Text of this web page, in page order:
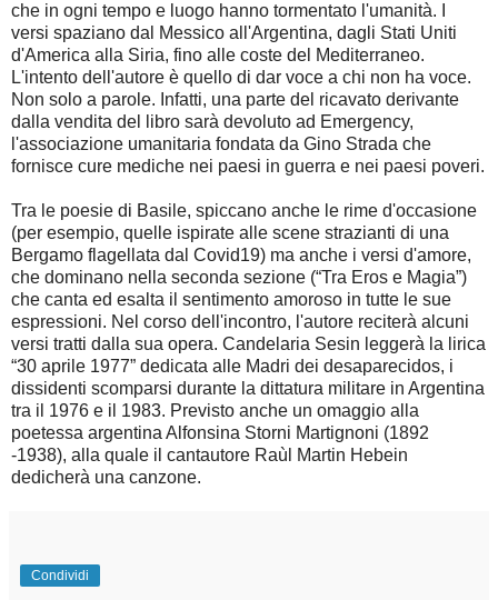
che in ogni tempo e luogo hanno tormentato l'umanità. I
versi spaziano dal Messico all'Argentina, dagli Stati Uniti
d'America alla Siria, fino alle coste del Mediterraneo.
L'intento dell'autore è quello di dar voce a chi non ha voce.
Non solo a parole. Infatti, una parte del ricavato derivante
dalla vendita del libro sarà devoluto ad Emergency,
l'associazione umanitaria fondata da Gino Strada che
fornisce cure mediche nei paesi in guerra e nei paesi poveri.
Tra le poesie di Basile, spiccano anche le rime d'occasione
(per esempio, quelle ispirate alle scene strazianti di una
Bergamo flagellata dal Covid19) ma anche i versi d'amore,
che dominano nella seconda sezione (“Tra Eros e Magia”)
che canta ed esalta il sentimento amoroso in tutte le sue
espressioni. Nel corso dell'incontro, l'autore reciterà alcuni
versi tratti dalla sua opera. Candelaria Sesin leggerà la lirica
“30 aprile 1977” dedicata alle Madri dei desaparecidos, i
dissidenti scomparsi durante la dittatura militare in Argentina
tra il 1976 e il 1983. Previsto anche un omaggio alla
poetessa argentina Alfonsina Storni Martignoni (1892
-1938), alla quale il cantautore Raùl Martin Hebein
dedicherà una canzone.
Condividi